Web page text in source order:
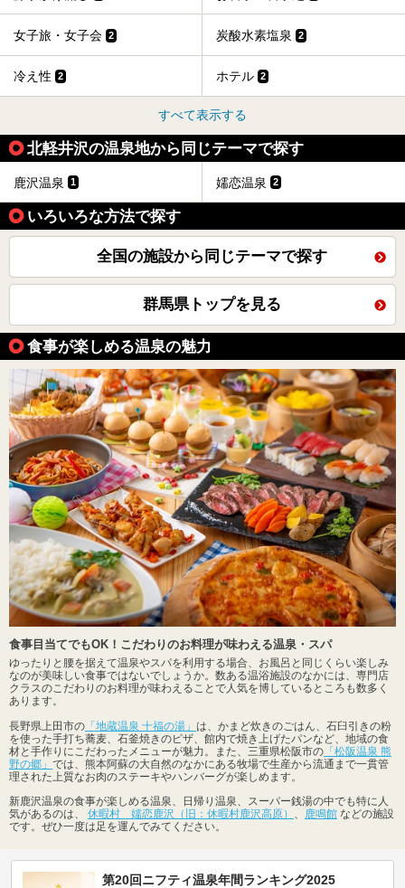
女子旅・女子会 2 炭酸水素塩泉 2
冷え性 2 ホテル 2
すべて表示する
北軽井沢の温泉地から同じテーマで探す
鹿沢温泉 1 嬬恋温泉 2
いろいろな方法で探す
全国の施設から同じテーマで探す
群馬県トップを見る
食事が楽しめる温泉の魅力
食事目当てでもOK！こだわりのお料理が味わえる温泉・スパ
ゆったりと腰を据えて温泉やスパを利用する場合、お風呂と同じくらい楽しみ
なのが美味しい食事ではないでしょうか。数ある温浴施設のなかには、専門店
クラスのこだわりのお料理が味わえることで人気を博しているところも数多く
あります。
長野県上田市の 「地蔵温泉 十福の湯」 は、かまど炊きのごはん、石臼引きの粉
を使った手打ち蕎麦、石釜焼きのピザ、館内で焼き上げたパンなど、地域の食
材と手作りにこだわったメニューが魅力。また、三重県松阪市の 「松阪温泉 熊
野の郷」 では、熊本阿蘇の大自然のなかにある牧場で生産から流通まで一貫管
理された上質なお肉のステーキやハンバーグが楽しめます。
新鹿沢温泉の食事が楽しめる温泉、日帰り温泉、スーパー銭湯の中でも特に人
気があるのは、 休暇村 嬬恋鹿沢（旧：休暇村鹿沢高原） 、 鹿鳴館 などの施設
です。ぜひ一度は足を運んでみてください。
第20回ニフティ温泉年間ランキング2025